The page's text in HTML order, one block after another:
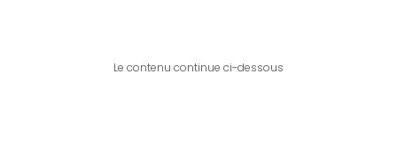
Le contenu continue ci-dessous